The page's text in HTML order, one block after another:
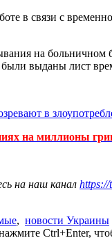
в связи с
на больничном
выданы лист
в
на миллионы
на наш канал https://
, новости Украины
Ctrl+Enter,